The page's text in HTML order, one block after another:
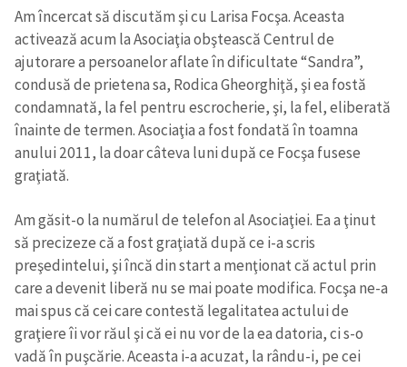
SUSȚINE
Am încercat să discutăm şi cu Larisa Focşa. Aceasta
activează acum la Asociaţia obştească Centrul de
ajutorare a persoanelor aflate în dificultate “Sandra”,
condusă de prietena sa, Rodica Gheorghiţă, şi ea fostă
condamnată, la fel pentru escrocherie, şi, la fel, eliberată
înainte de termen. Asociaţia a fost fondată în toamna
anului 2011, la doar câteva luni după ce Focşa fusese
graţiată.
Am găsit-o la numărul de telefon al Asociaţiei. Ea a ţinut
să precizeze că a fost graţiată după ce i-a scris
preşedintelui, şi încă din start a menţionat că actul prin
care a devenit liberă nu se mai poate modifica. Focşa ne-a
mai spus că cei care contestă legalitatea actului de
graţiere îi vor răul şi că ei nu vor de la ea datoria, ci s-o
vadă în puşcărie. Aceasta i-a acuzat, la rându-i, pe cei